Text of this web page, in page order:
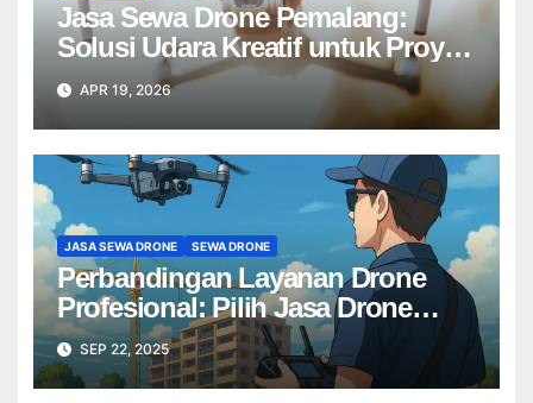
Jasa Sewa Drone Pemalang:
Solusi Udara Kreatif untuk Proyek
Anda Tanpa Batas】
APR 19, 2026
JASA SEWA DRONE SEWA DRONE
Perbandingan Layanan Drone
Profesional: Pilih Jasa Drone
Terbaik untuk Proyek Anda
SEP 22, 2025